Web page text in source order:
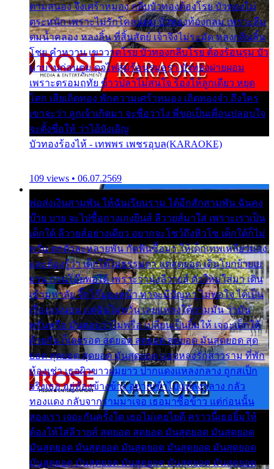
ตามสนอง จึงเศร้าหมอง กลีบบัวทองต้องโรย บัวทองไม่
ตระหนัก เพราะไม่รักโคลนตม บัวทองท้องกลม เพราะลืม
ตมน้ำคลอง หลงลิ้น ที่สิ้นสัตย์ เจ้าจึงไม่ระมัด หลงกลิ่นลิ้น
โชย คำหวาน เขาวาดโรย บัวทองกลีบโรย ต้องร้อนรุม บัว
มาบานก่อนตูม ดุจไฟสุมร้อนรุมอุรา บัวทองผ่ายผอม
เพราะตรอมฤทัย ข้าวปลาไม่สนใจ ร้องไห้ลูกเดียว หยุด
โศก เสียเถิดทอง พักความเศร้าหมอง เถิดทองจ๋า ถึงใคร
เขาจะว่า ลูกเจ้าเกิดมา จะชื่อว่าไง พี่ขอเป็นเพื่อนปลอบใจ
จะตั้งชื่อให้ ว่าไอ้บังเอิญ
บัวทองร้องไห้ - เทพพร เพชรอุบล(KARAOKE)
109 views • 06.07.2569
พ่อส่งเงินสามพัน ให้ฉันเรียนราม ได้อีกสักสามพัน ฉันคง
บ๊าย บาย จะไปซื้อกางเกงยีนส์ ลีวายส์มาใส่ เพราะเราเป็น
เด็กใต้ ลีวายส์อย่างเดียว อยากจะโชว์ถึงหิวโซ เด็กใต้ก็ไม่
หวั่น ตกตัวละหลายพัน กัดฟันซื้อมา ให้เด็กเทพเหลียวมอง
และต้องรู้ว่า เด็กใต้ไม่ธรรมดา แต่สุดยอด เดินโยกย้ายเย
ยวน กวนโอ๊ยพอได้ เพราะว่านุ่งลีวายส์ ตัวใหม่ใส่มา เดิน
เข้ามหาลัย จิ๊กโก๊มองหน้า ท่าจะมีปัญหา ไม่พอใจ ได้เป็น
เรื่องแน่นอน แต่ฉันไม่หวั่น เลยแหลงใต้ถามมัน ว่ามัน
พรั่นพรือ มันตอบว่าไม่พรื่อ เปลี่ยนเป็นยิ้มให้ เจอะเด็กใต้
ด้วยกัน ก็เลยรอด สุดยอด สุดยอด สุดยอด มันสุดยอด สุด
ยอด สุดยอด สุดยอด มันสุดยอด แอบหลงรักสาวราม ที่พัก
ห้องเช่า เธอผิวขาวผมยาว ปากแดงแหลงกลาง ถูกสเป็ก
จริงเธอ อยู่ห้องข้างข้าง อยากเข้าไปแหลงกลาง กลัว
ทองแดง กลับจากรามมาเจอ เธอมาซื้อข้าว แต่ก่อนนั้น
สองเรา เจอะกันครั้งใด เธอไม่เคยไยดี คราวนี้เธอยิ้มให้
ต้องให้ใส่ลีวายส์ สุดยอด สุดยอด มันสุดยอด มันสุดยอด
มันสุดยอด มันสุดยอด มันสุดยอด มันสุดยอด มันสุดยอด
มันสุดยอด มันสุดยอด มันสุดยอด มันสุดยอด มันสุดยอด